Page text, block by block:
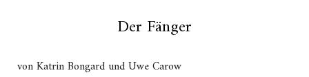
Der Fänger
von Katrin Bongard und Uwe Carow